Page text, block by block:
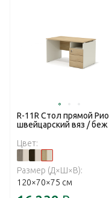
R-11R Стол прямой Рио
швейцарский вяз / беж
Цвет:
Размер (Д×Ш×В):
120×70×75 см